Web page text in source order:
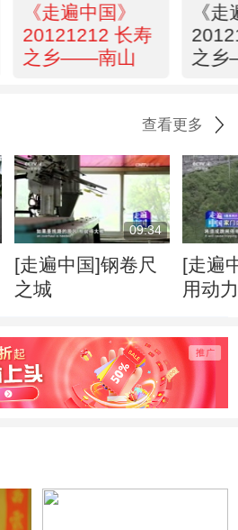
《走遍中国》
20121212 长寿
之乡——南山
《
之
查看更多
09:34
[走遍中国]钢卷尺
之城
[走遍
用动